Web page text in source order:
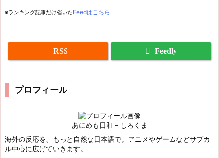
※ランキング記事だけ省いたFeedはこちら
RSS Feedly
プロフィール
あにめも日和 – しろくま
海外の反応を、もっと自然な日本語で。アニメやゲームなどサブカ
ル中心に広げていきます。